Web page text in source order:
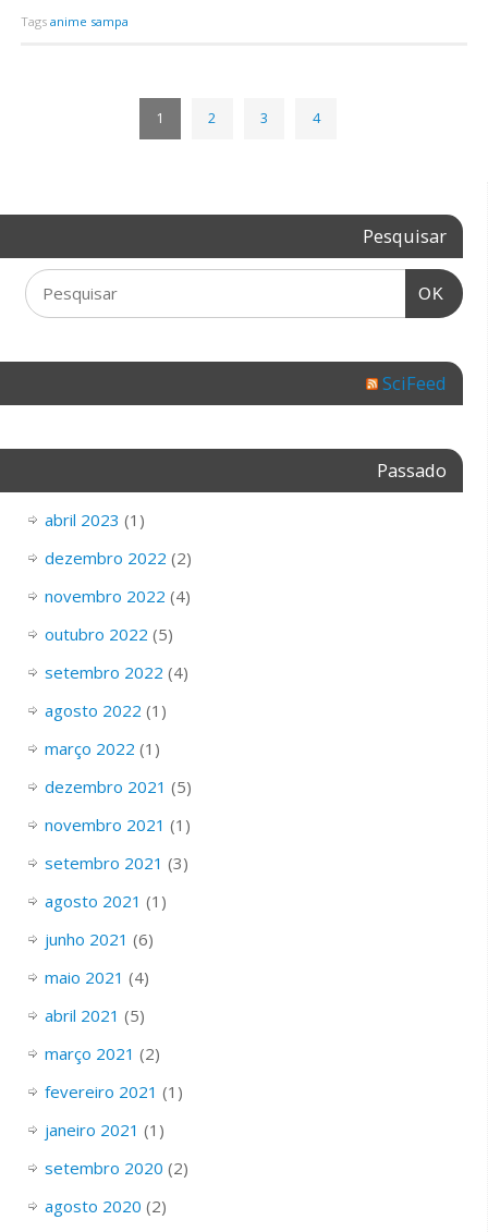
Tags anime sampa
1 2 3 4
Pesquisar
OK
SciFeed
Passado
abril 2023 (1)
dezembro 2022 (2)
novembro 2022 (4)
outubro 2022 (5)
setembro 2022 (4)
agosto 2022 (1)
março 2022 (1)
dezembro 2021 (5)
novembro 2021 (1)
setembro 2021 (3)
agosto 2021 (1)
junho 2021 (6)
maio 2021 (4)
abril 2021 (5)
março 2021 (2)
fevereiro 2021 (1)
janeiro 2021 (1)
setembro 2020 (2)
agosto 2020 (2)